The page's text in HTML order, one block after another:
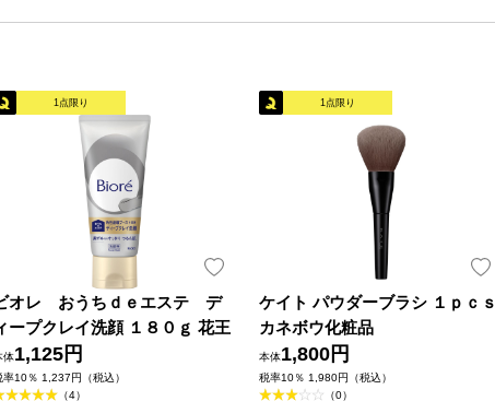
1点限り
オレ おうちｄｅエステ デ
ープクレイ洗顔 １８０ｇ 花王
体1,125円
率10％ 1,237円（税込）
（4）
1点限り
ケイト パウダーブラシ １ｐｃｓ
カネボウ化粧品
本体1,800円
税率10％ 1,980円（税込）
（0）